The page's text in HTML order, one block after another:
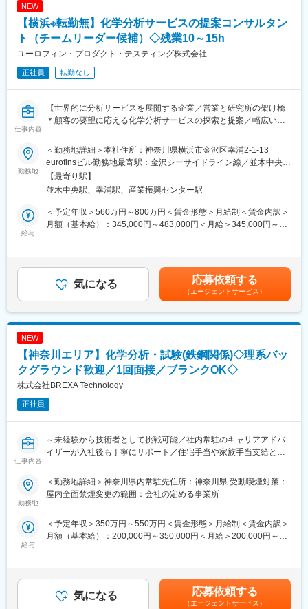
費用割引制度が整っております。
変更の範囲：会社の定める業務
す。以下は一例です。
・営業経験からエンジニアへ挑戦：
自動車内装部品の試験評価プロジェクトに配属。今後の需要から
電気系エンジニアを目指して電験三種を勉強中。
・アパレル店舗運営からエンジニアに：
半導体製造装置の立ち上げプロジェクト配属、現在はフィールド
■保有案件の属性
導体関連、大学研究機関など様々なご準備があります。
・化学系（有機、無機、高分子、材料、錯体、触媒、天然物、電
気など）
・分析系（医薬品分析、単離・精製、成分分析、構造解析、バリ
上記以外にも基礎研究部門や開発部門など豊富な案件がある為活
躍の場があります。
配属先への勤務に伴う引越費用に関しては、会社が全額負担しま
す。家賃補助の金額に関して、6万円（家賃＋共益費）の物件を上
限として半分を支給いたします。他にも資格取得支援制度、研修
費用割引制度が整っております。
NEW
【横浜※転勤無】化学分析サービスの提案コンサルタン
ト（チームリーダー候補）◇残業10～15h
ユーロフィン・プロダクト・テスティング株式会社
正社員 転勤なし
仕事内容
【世界的に分析サービスを展開する企業／営業と研究所の架け橋
＊顧客の要望に応える化学分析サービスの探索と提案／幅広い分
■業務概要
当社の分析サービスコンサルタント（ASM）は、営業・ラボ部門
と密接に協働し、営業と研究所の間の架け橋として機能します。
主な責任は、お客様の望む適切な分析のご提案をし、受託後は、
品質・納期ともに担保した形で顧客へ報告書の発行をお任せ致し
ます。
■業務詳細
・営業担当者と連携しながら、必要に応じてオンライン会議で技
・試験範囲の説明や分析の品質レベルの維持
・日本市場向けの分析技術サポートに関する資料の作成
■組織構成
将来的にASMグループを率い、営業部門・ラボ・海外拠点と密に
■業務の魅力
■教育体制
■就業環境
横浜にて勤務いただきます。
勤務地
＜勤務地詳細＞本社住所：神奈川県横浜市金沢区幸浦2-1-13
eurofinsビル勤務地最寄駅：金沢シーサイドライン線／並木中央
駅・幸浦駅受動喫煙対策：屋内全面禁煙変更の範囲：会社の定め
る事業所
【最寄り駅】
並木中央駅、幸浦駅、産業振興センター駅
給与
＜予定年収＞560万円～800万円＜賃金形態＞月給制＜賃金内訳＞
月額（基本給）：345,000円～483,000円＜月給＞345,000円～
象外となります。賃金はあくまでも目安の金額であり、選考を通
じて上下する可能性があります。月給(月額)は固定手当を含めた表
記です。
気になる 応募依頼する
（エージェントサービス）
NEW
【神奈川エリア】化学分析・試験(鉄鋼関係)◇理系バッ
クグラウンド歓迎／1回面接／ブランクOK◇
株式会社BREXA Technology
正社員
仕事内容
～未経験から技術者として挑戦可能／社内常駐のキャリアアドバ
イザーが入社後も丁寧にサポート／住宅手当や家族手当支給と福
■業務内容例：
することを想定しています。
＜具体的な業務内容＞
・品質管理手法の調査・改良
・基礎研究や開発研究部門での各種分析業務
勤務地
＜勤務地詳細＞神奈川県内常駐先住所：神奈川県 受動喫煙対策：
屋内全面禁煙変更の範囲：会社の定める事業所
給与
＜予定年収＞350万円～550万円＜賃金形態＞月給制＜賃金内訳＞
月額（基本給）：200,000円～350,000円＜月給＞200,000円～
の金額であり、選考を通じて上下する可能性があります。月給(月
額)は固定手当を含めた表記です。
気になる 応募依頼する
（エージェントサービス）